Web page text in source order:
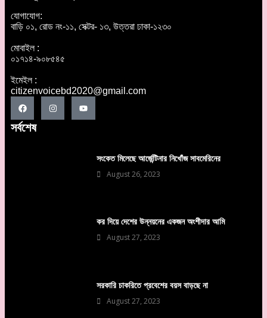
যোগাযোগ:
বাড়ি ০১, রোড নং-১১, সেক্টর- ১৩, উত্তরা ঢাকা-১২৩০
মোবাইল :
০১৭১৪-৯০৮৫৪৫
ইমেইল :
citizenvoicebd2020@gmail.com
সর্বশেষ
সংকেত মিলেছে আর্জেন্টিনার নিখোঁজ সাবমেরিনের
August 26, 2023
কর দিয়ে দেশের উন্নয়নের একজন অংশীদার আমি
August 27, 2023
সরকারি চাকরিতে প্রবেশের বয়স বাড়ছে না
August 27, 2023